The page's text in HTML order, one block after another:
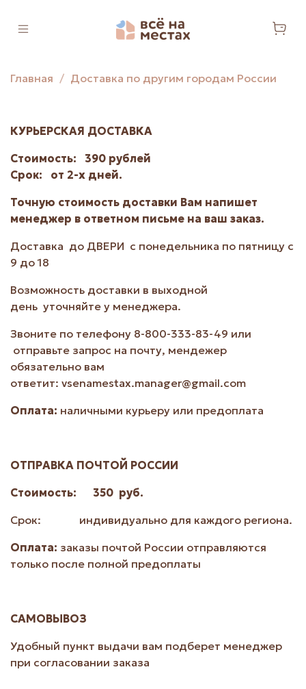
Главная Доставка по другим городам России
КУРЬЕРСКАЯ ДОСТАВКА
Стоимость:
390 рублей
Срок: от 2-х дней.
Точную стоимость доставки Вам напишет
менеджер в ответном письме на ваш заказ.
Доставка до ДВЕРИ с понедельника по пятницу с
9 до 18
Возможность доставки в выходной
день уточняйте у менеджера.
Звоните по телефону 8-800-333-83-49 или
отправьте запрос на почту, мендежер
обязательно вам
ответит: vsenamestax.manager@gmail.com
Оплата: наличными курьеру или предоплата
ОТПРАВКА ПОЧТОЙ РОССИИ
Стоимость: 350 руб.
Срок: индивидуально для каждого региона.
Оплата: заказы почтой России отправляются
только после полной предоплаты
САМОВЫВОЗ
Удобный пункт выдачи вам подберет менеджер
при согласовании заказа